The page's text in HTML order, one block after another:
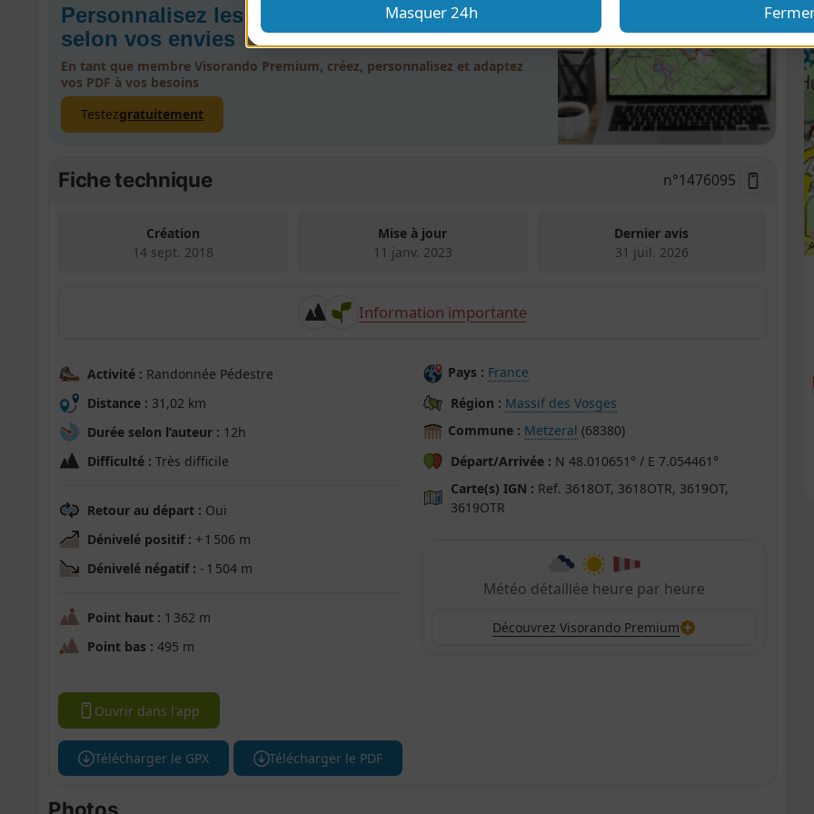
Personnalisez les PDF de vos randonnées
selon vos envies
En tant que membre Visorando Premium, créez, personnalisez et adaptez
vos PDF à vos besoins
Testezgratuitement
Fiche technique n°1476095
Création
14 sept. 2018
Mise à jour
11 janv. 2023
Dernier avis
31 juil. 2026
Information importante
Activité : Randonnée Pédestre
Distance : 31,02 km
Durée selon l’auteur : 12h
Difficulté : Très difficile
Retour au départ : Oui
Dénivelé positif : + 1 506 m
Dénivelé négatif : - 1 504 m
Point haut : 1 362 m
Point bas : 495 m
Pays : France
Région : Massif des Vosges
Commune : Metzeral (68380)
Départ/Arrivée : N 48.010651° / E 7.054461°
Carte(s) IGN : Ref. 3618OT, 3618OTR, 3619OT,
3619OTR
Météo détaillée heure par heure
Découvrez Visorando Premium
Ouvrir dans l'app
Télécharger le GPX Télécharger le PDF
Masquer 24h